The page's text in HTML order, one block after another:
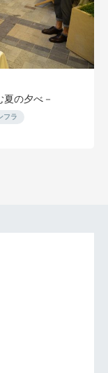
夏の夕べ－
フラ